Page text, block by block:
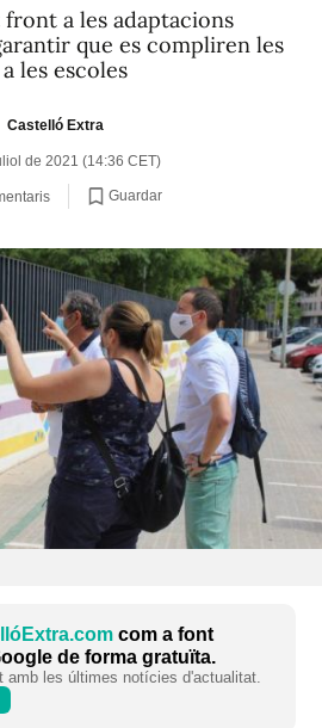
a les adaptacions
que es compliren les
les escoles
Castelló Extra
de 2021 (14:36 CET)
Guardar
com a font
de forma gratuïta.
amb les últimes notícies d'actualitat.